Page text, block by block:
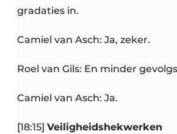
gradaties in.
Camiel van Asch: Ja, zeker.
Roel van Gils: En minder
Camiel van Asch: Ja.
[18:15] Veiligheidshekwerken